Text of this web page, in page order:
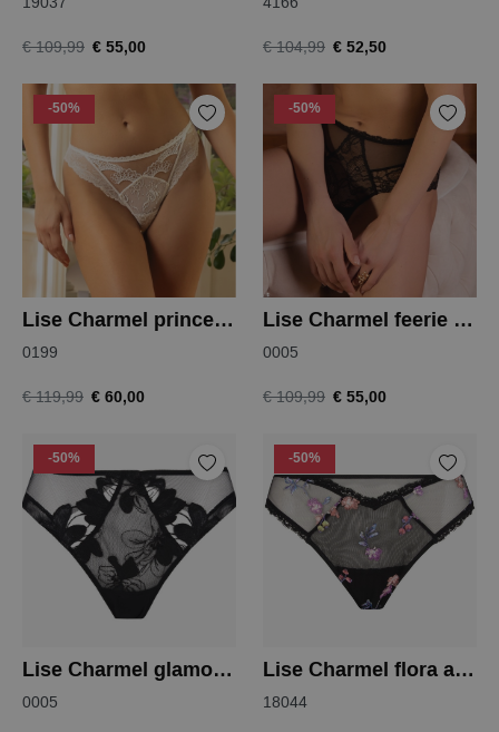
€ 109,99 € 55,00 € 104,99 € 52,50
-50%
Lise Charmel princesse iris slip
0199
€ 119,99 € 60,00
-50%
Lise Charmel feerie couture shorty
0005
€ 109,99 € 55,00
-50%
Lise Charmel glamour couture
0005
-50%
Lise Charmel flora aura slip
18044